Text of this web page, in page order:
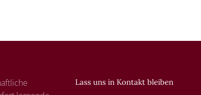
Lass uns in Kontakt bleiben